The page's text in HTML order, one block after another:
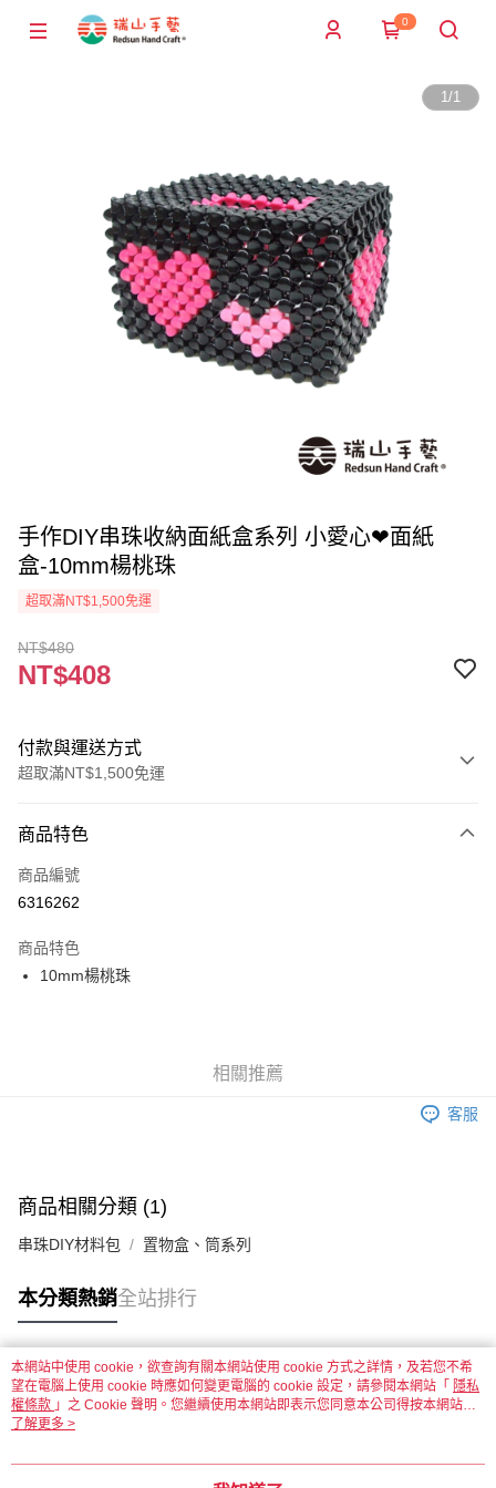
0
1/1
手作DIY串珠收納面紙盒系列 小愛心❤面紙
盒-10mm楊桃珠
超取滿NT$1,500免運
NT$480
NT$408
付款與運送方式
超取滿NT$1,500免運
信用卡一次付款
超商取貨付款
街口支付
每筆NT$60，滿NT$1,500(含以上)免運費
7-11取貨付款
每筆NT$60，滿NT$1,500(含以上)免運費
宅配 新竹物流
每筆NT$130，滿NT$2,000(含以上)免運費
商品特色
商品編號
6316262
商品特色
10mm楊桃珠
相關推薦
客服
商品相關分類 (1)
串珠DIY材料包 置物盒、筒系列
本分類熱銷全站排行
熱門標籤
本網站中使用 cookie，欲查詢有關本網站使用 cookie 方式之詳情，及若您不希
望在電腦上使用 cookie 時應如何變更電腦的 cookie 設定，請參閱本網站「 隱私
權條款 」之 Cookie 聲明。您繼續使用本網站即表示您同意本公司得按本網站使
用條款之 Cookie 聲明使用 cookie。
了解更多 >